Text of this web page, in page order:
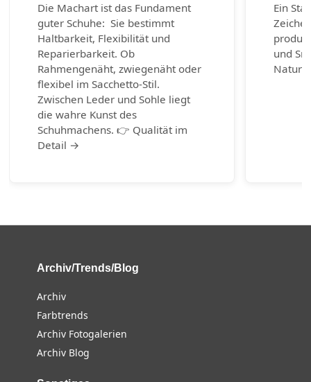
Die Machart ist das Fundament
guter Schuhe: Sie bestimmt
Haltbarkeit, Flexibilität und
Reparierbarkeit. Ob
Rahmengenäht, zwiegenäht oder
flexibel im Sacchetto-Stil.
Zwischen Leder und Sohle liegt
die wahre Kunst des
Schuhmachens. 👉 Qualität im
Detail →
Ein
und
Archiv/Trends/Blog
Archiv
Farbtrends
Archiv Fotogalerien
Archiv Blog